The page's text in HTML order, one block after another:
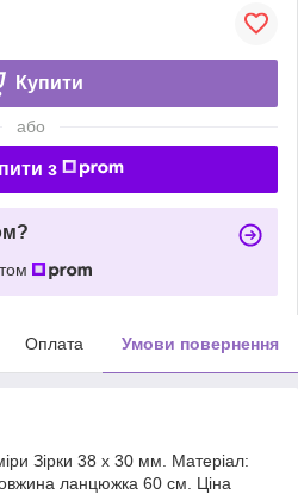
Купити
або
з
Оплата Умови повернення
Зірки 38 х 30 мм. Матеріал:
ланцюжка 60 см. Ціна